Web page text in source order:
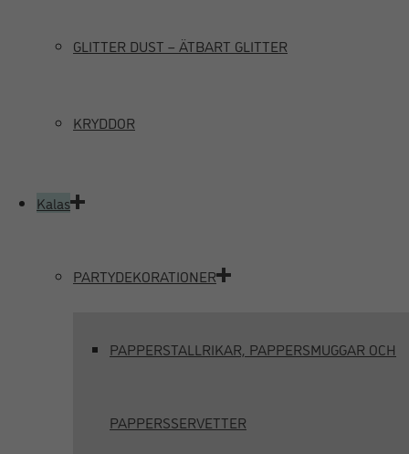
GLITTER DUST – ÄTBART GLITTER
KRYDDOR
Kalas
PARTYDEKORATIONER
PAPPERSTALLRIKAR, PAPPERSMUGGAR OCH
PAPPERSSERVETTER